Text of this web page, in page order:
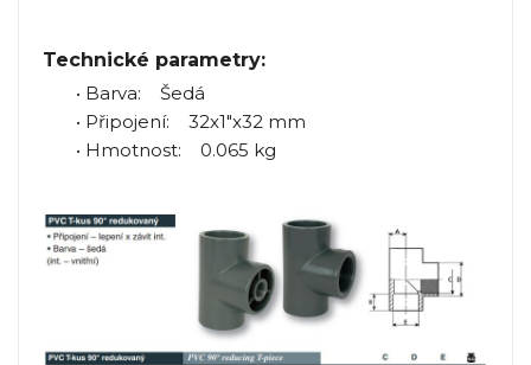
Technické parametry:
• Barva: Šedá
• Připojení: 32x1"x32 mm
• Hmotnost: 0.065 kg